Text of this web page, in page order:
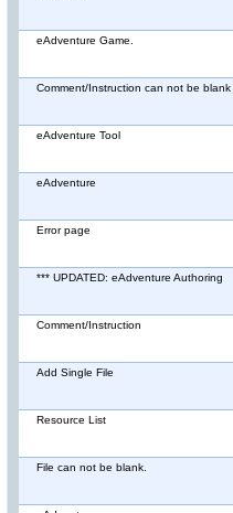
eAdventure Game.
Comment/Instruction can not be blank
eAdventure Tool
eAdventure
Error page
*** UPDATED: eAdventure Authoring
Comment/Instruction
Add Single File
Resource List
File can not be blank.